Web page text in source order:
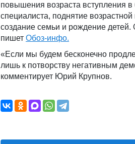
повышения возраста вступления
специалиста, поднятие
создание семьи и рождение детей.
пишет Обоз-инфо.
«Если мы будем бесконечно
лишь к потворству негативным
комментирует Юрий Крупнов.